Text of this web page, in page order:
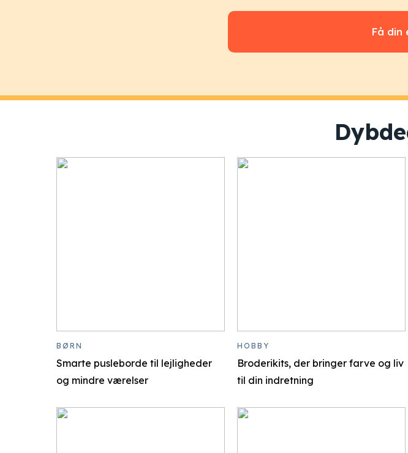
Få din
Smarte pusleborde til lejligheder
og mindre værelser
BØRN
Broderikits, der bringer farve og liv
til din indretning
HOBBY